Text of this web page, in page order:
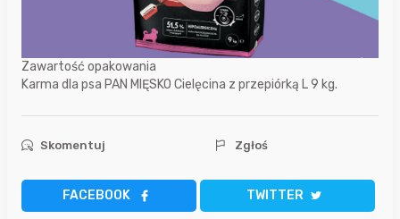
Zawartość opakowania
Karma dla psa PAN MIĘSKO Cielęcina z przepiórką L 9 kg.
Skomentuj Zgłoś
FACEBOOK TWITTER